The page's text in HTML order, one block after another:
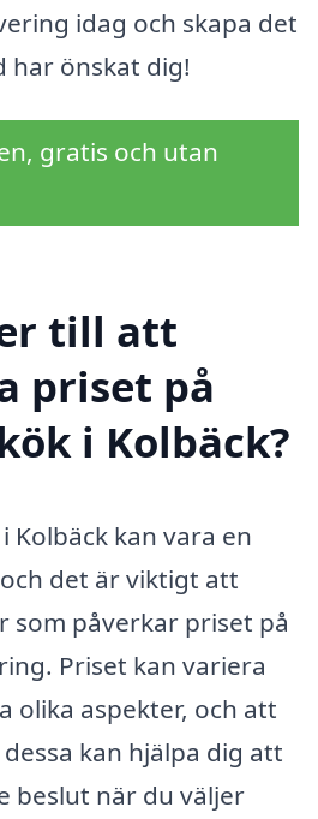
idag och skapa det
har önskat dig!
gratis och utan
till att
priset på
i Kolbäck?
Kolbäck kan vara en
det är viktigt att
som påverkar priset på
Priset kan variera
olika aspekter, och att
kan hjälpa dig att
beslut när du väljer